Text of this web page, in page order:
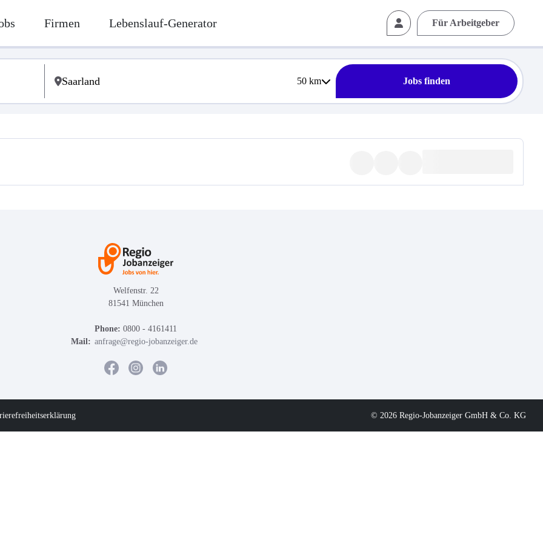
Firmen Lebenslauf-Generator Für Arbeitgeber
50km Jobs finden
Welfenstr. 22
81541 München
Phone: 0800 - 4161411
Mail: anfrage@regio-jobanzeiger.de
© 2026 Regio-Jobanzeiger GmbH & Co. KG